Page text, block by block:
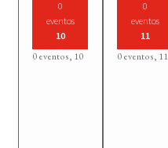
0
eventos
10
0 eventos, 10
0
eventos
11
0 eventos, 11